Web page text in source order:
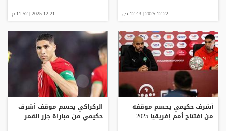
2025-12-22 | 12:43 ص 2025-12-21 | 11:52 م
أشرف حكيمي يحسم موقفه
من افتتاح أمم إفريقيا 2025
الركراكي يحسم موقف أشرف
حكيمي من مباراة جزر القمر